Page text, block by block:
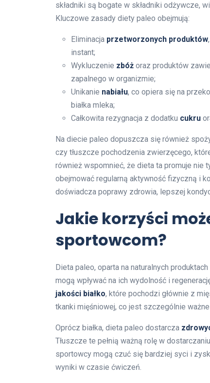
składniki są bogate w składniki odżywcze,
Kluczowe zasady diety paleo obejmują:
Eliminacja przetworzonych produktów
instant;
Wykluczenie zbóż oraz produktów
zapalnego w organizmie;
Unikanie nabiału, co opiera się na
białka mleka;
Całkowita rezygnacja z dodatku cukru
Na diecie paleo dopuszcza się również
czy tłuszcze pochodzenia zwierzęcego,
również wspomnieć, że dieta ta promuje nie
obejmować regularną aktywność fizyczną i
doświadcza poprawy zdrowia, lepszej
Jakie korzyści
sportowcom?
Dieta paleo, oparta na naturalnych
mogą wpływać na ich wydolność i
jakości białko, które pochodzi głównie z
tkanki mięśniowej, co jest szczególnie
Oprócz białka, dieta paleo dostarcza
Tłuszcze te pełnią ważną rolę w
sportowcy mogą czuć się bardziej syci i
wyniki w czasie ćwiczeń.